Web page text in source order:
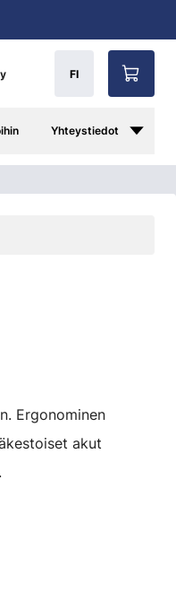
FI
Yhteystiedot
Ergonominen
akut